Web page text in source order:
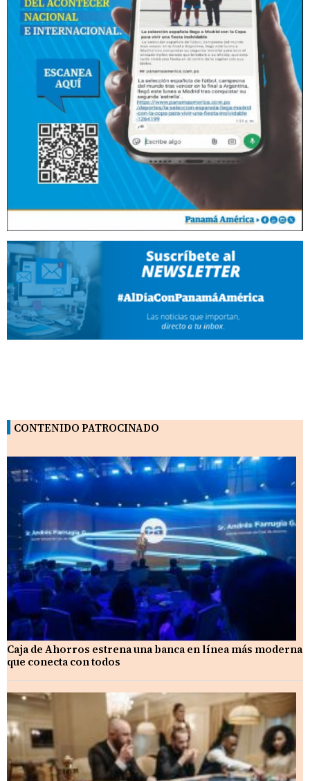
CONTENIDO PATROCINADO
Caja de Ahorros estrena una banca en línea más moderna
que conecta con todos